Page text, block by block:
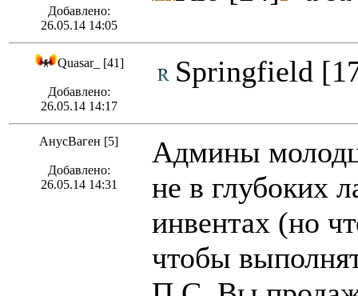
Добавлено:
26.05.14 14:05
Quasar_ [41]
Добавлено:
26.05.14 14:17
Springfield
АнусВаген [5]
Добавлено:
26.05.14 14:31
Админы
не в глубоких
инвентах (но
чтобы